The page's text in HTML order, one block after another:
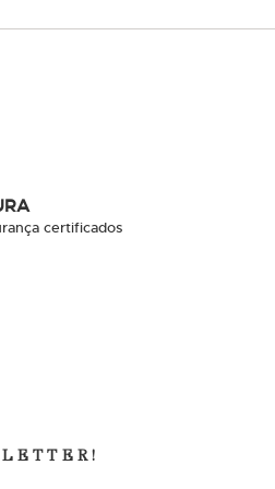
certificados